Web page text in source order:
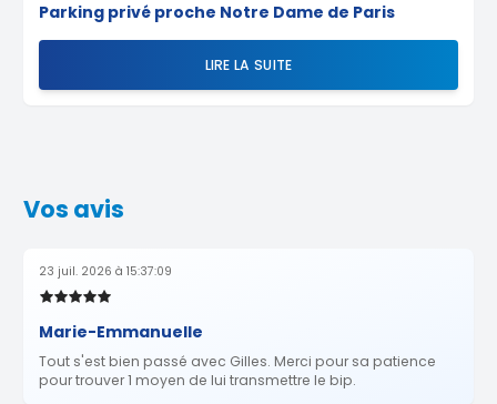
Parking privé proche Notre Dame de Paris
LIRE LA SUITE
Vos avis
23 juil. 2026 à 15:37:09
Marie-Emmanuelle
Tout s'est bien passé avec Gilles. Merci pour sa patience
pour trouver 1 moyen de lui transmettre le bip.